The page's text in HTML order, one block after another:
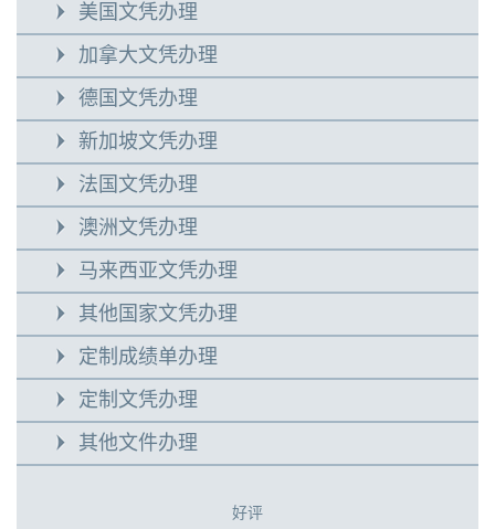
美国文凭办理
加拿大文凭办理
德国文凭办理
新加坡文凭办理
法国文凭办理
澳洲文凭办理
马来西亚文凭办理
其他国家文凭办理
定制成绩单办理
定制文凭办理
其他文件办理
好评